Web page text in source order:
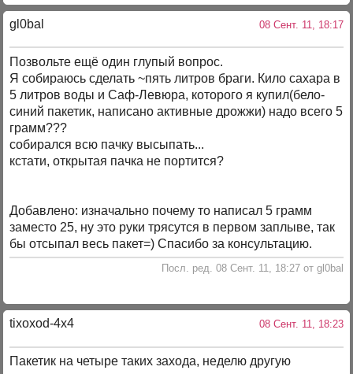
gl0bal 08 Сент. 11, 18:17
Позвольте ещё один глупый вопрос.
Я собираюсь сделать ~пять литров браги. Кило сахара в
5 литров воды и Саф-Левюра, которого я купил(бело-
синий пакетик, написано активные дрожжи) надо всего 5
грамм???
собирался всю пачку высыпать...
кстати, открытая пачка не портится?
Добавлено: изначально почему то написал 5 грамм
заместо 25, ну это руки трясутся в первом заплыве, так
бы отсыпал весь пакет=) Спасибо за консультацию.
Посл. ред. 08 Сент. 11, 18:27 от gl0bal
tixoxod-4x4 08 Сент. 11, 18:23
Пакетик на четыре таких захода, неделю другую